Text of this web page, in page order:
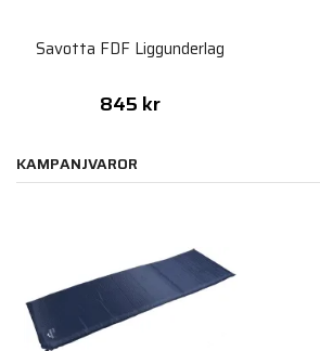
Savotta FDF Liggunderlag
845 kr
KAMPANJVAROR